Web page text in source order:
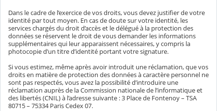
Dans le cadre de l’exercice de vos droits, vous devez justifier de votre
identité par tout moyen. En cas de doute sur votre identité, les
services chargés du droit d’accès et le délégué à la protection des
données se réservent le droit de vous demander les informations
supplémentaires qui leur apparaissent nécessaires, y compris la
photocopie d’un titre d’identité portant votre signature.
Si vous estimez, même après avoir introduit une réclamation, que vos
droits en matière de protection des données à caractère personnel ne
sont pas respectés, vous avez la possibilité d’introduire une
réclamation auprès de la Commission nationale de l’informatique et
des libertés (CNIL) à l’adresse suivante : 3 Place de Fontenoy – TSA
80715 – 75334 Paris Cedex 07.